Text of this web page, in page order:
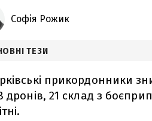
Софія Рожик
ТЕЗИ
прикордонники
дронів, 21 склад з